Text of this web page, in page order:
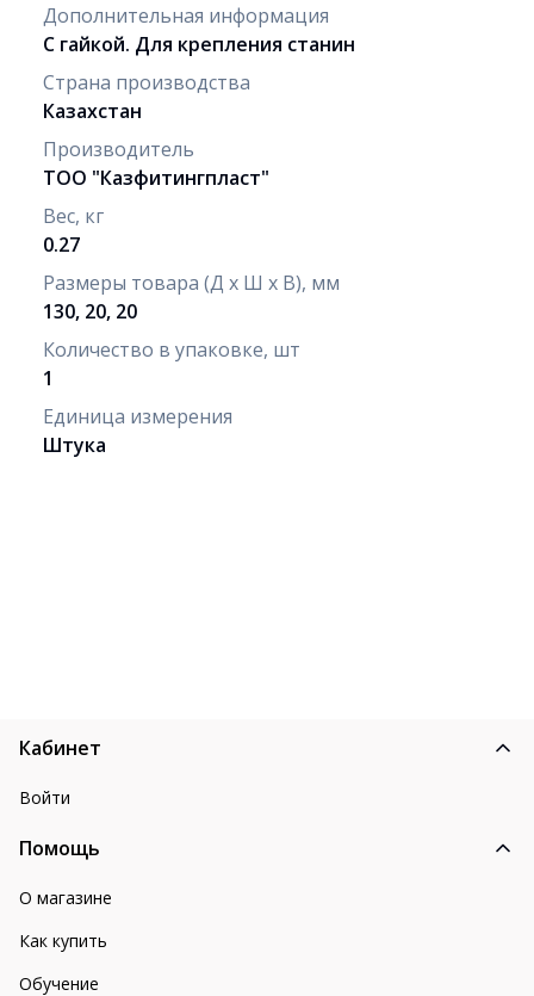
Дополнительная информация
С гайкой. Для крепления станин
Страна производства
Казахстан
Производитель
ТОО "Казфитингпласт"
Вес, кг
0.27
Размеры товара (Д х Ш х В), мм
130, 20, 20
Количество в упаковке, шт
1
Единица измерения
Штука
Кабинет
Войти
Помощь
О магазине
Как купить
Обучение